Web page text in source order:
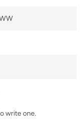
write one.